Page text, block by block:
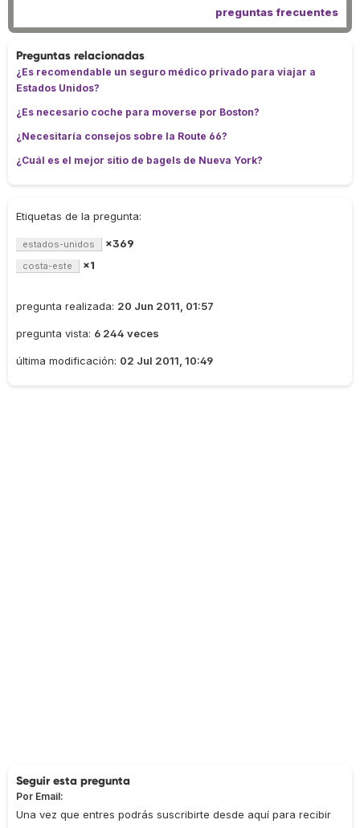
preguntas frecuentes
Preguntas relacionadas
¿Es recomendable un seguro médico privado para viajar a
Estados Unidos?
¿Es necesario coche para moverse por Boston?
¿Necesitaría consejos sobre la Route 66?
¿Cuál es el mejor sitio de bagels de Nueva York?
Etiquetas de la pregunta:
estados-unidos ×369
costa-este ×1
pregunta realizada: 20 Jun 2011, 01:57
pregunta vista: 6 244 veces
última modificación: 02 Jul 2011, 10:49
Seguir esta pregunta
Por Email:
Una vez que entres podrás suscribirte desde aquí para recibir